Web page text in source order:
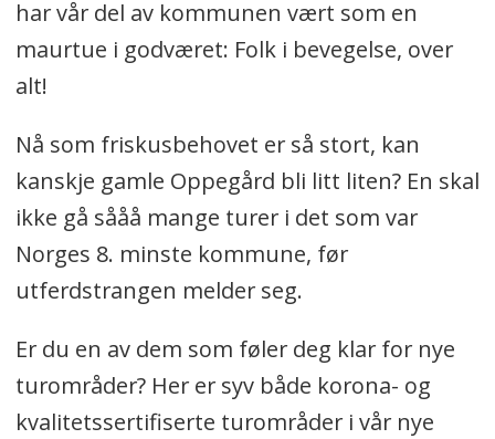
har vår del av kommunen vært som en
maurtue i godværet: Folk i bevegelse, over
alt!
Nå som friskusbehovet er så stort, kan
kanskje gamle Oppegård bli litt liten? En skal
ikke gå sååå mange turer i det som var
Norges 8. minste kommune, før
utferdstrangen melder seg.
Er du en av dem som føler deg klar for nye
turområder? Her er syv både korona- og
kvalitetssertifiserte turområder i vår nye